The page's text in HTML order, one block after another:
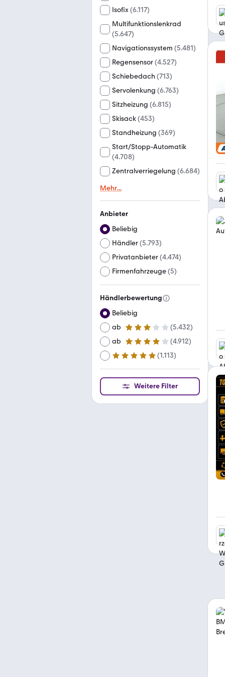
Isofix(6.117)
Multifunktionslenkrad
(5.647)
Navigationssystem (5.481)
Regensensor(4.527)
Schiebedach (713)
Servolenkung (6.763)
Sitzheizung (6.815)
Skisack(453)
Standheizung (369)
Start/Stopp-Automatik
(4.708)
Zentralverriegelung (6.684)
Mehr...
Anbieter
Beliebig
Händler(5.793)
Privatanbieter(4.474)
Firmenfahrzeuge(5)
Händlerbewertung
Beliebig
ab
3 Sterne (5.432)
ab
4 Sterne (4.912)
ab
5 Sterne (1.113)
Weitere Filter